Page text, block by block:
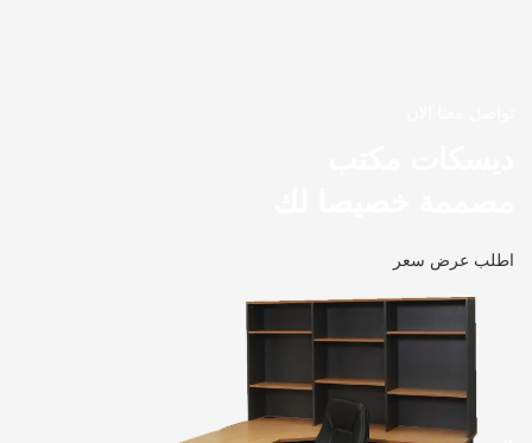
اطلب عرض سعر